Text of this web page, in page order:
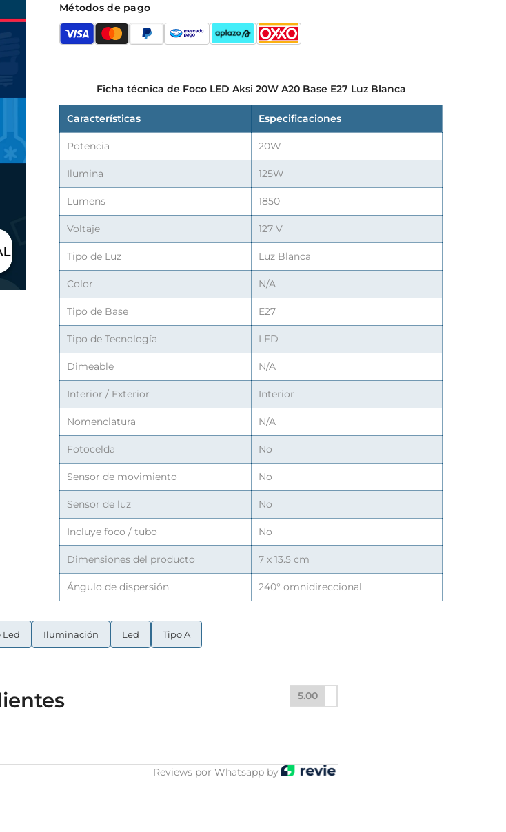
Métodos de pago
Ficha técnica de Foco LED Aksi 20W A20 Base E27 Luz Blanca
Características Especificaciones
Potencia 20W
Ilumina 125W
Lumens 1850
Voltaje 127 V
Tipo de Luz Luz Blanca
Color N/A
Tipo de Base E27
Tipo de Tecnología LED
Dimeable N/A
Interior / Exterior Interior
Nomenclatura N/A
Fotocelda No
Sensor de movimiento No
Sensor de luz No
Incluye foco / tubo No
Dimensiones del producto 7 x 13.5 cm
Ángulo de dispersión 240° omnidireccional
Led Iluminación Led Tipo A
5.00
Reviews por Whatsapp by